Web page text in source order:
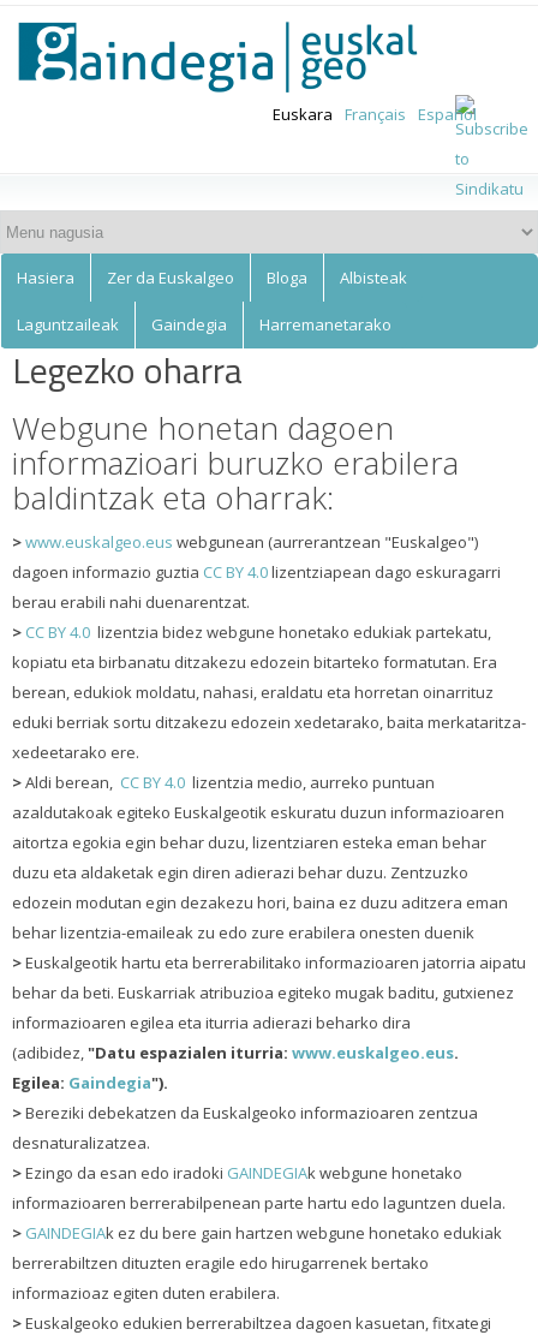
main
content
Euskalgeo
Euskara Français Español
Hasiera Zer da Euskalgeo Bloga Albisteak
Laguntzaileak Gaindegia Harremanetarako
Legezko oharra
Webgune honetan dagoen
informazioari buruzko erabilera
baldintzak eta oharrak:
>www.euskalgeo.eus webgunean (aurrerantzean "Euskalgeo")
dagoen informazio guztia CC BY 4.0lizentziapean dago eskuragarri
berau erabili nahi duenarentzat.
> CC BY 4.0 lizentzia bidez webgune honetako edukiak partekatu,
kopiatu eta birbanatu ditzakezu edozein bitarteko formatutan. Era
berean, edukiok moldatu, nahasi, eraldatu eta horretan oinarrituz
eduki berriak sortu ditzakezu edozein xedetarako, baita merkataritza-
xedeetarako ere.
>Aldi berean, CC BY 4.0 lizentzia medio, aurreko puntuan
azaldutakoak egiteko Euskalgeotik eskuratu duzun informazioaren
aitortza egokia egin behar duzu, lizentziaren esteka eman behar
duzu eta aldaketak egin diren adierazi behar duzu. Zentzuzko
edozein modutan egin dezakezu hori, baina ez duzu aditzera eman
behar lizentzia-emaileak zu edo zure erabilera onesten duenik
>Euskalgeotik hartu eta berrerabilitako informazioaren jatorria aipatu
behar da beti. Euskarriak atribuzioa egiteko mugak baditu, gutxienez
informazioaren egilea eta iturria adierazi beharko dira
(adibidez, "Datu espazialen iturria: www.euskalgeo.eus.
Egilea: Gaindegia").
>Bereziki debekatzen da Euskalgeoko informazioaren zentzua
desnaturalizatzea.
>Ezingo da esan edo iradoki GAINDEGIAk webgune honetako
informazioaren berrerabilpenean parte hartu edo laguntzen duela.
> GAINDEGIAk ez du bere gain hartzen webgune honetako edukiak
berrerabiltzen dituzten eragile edo hirugarrenek bertako
informazioaz egiten duten erabilera.
>Euskalgeoko edukien berrerabiltzea dagoen kasuetan, fitxategi